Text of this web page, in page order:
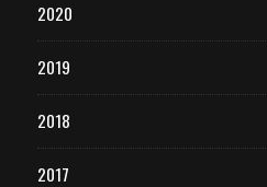
2020
2019
2018
2017